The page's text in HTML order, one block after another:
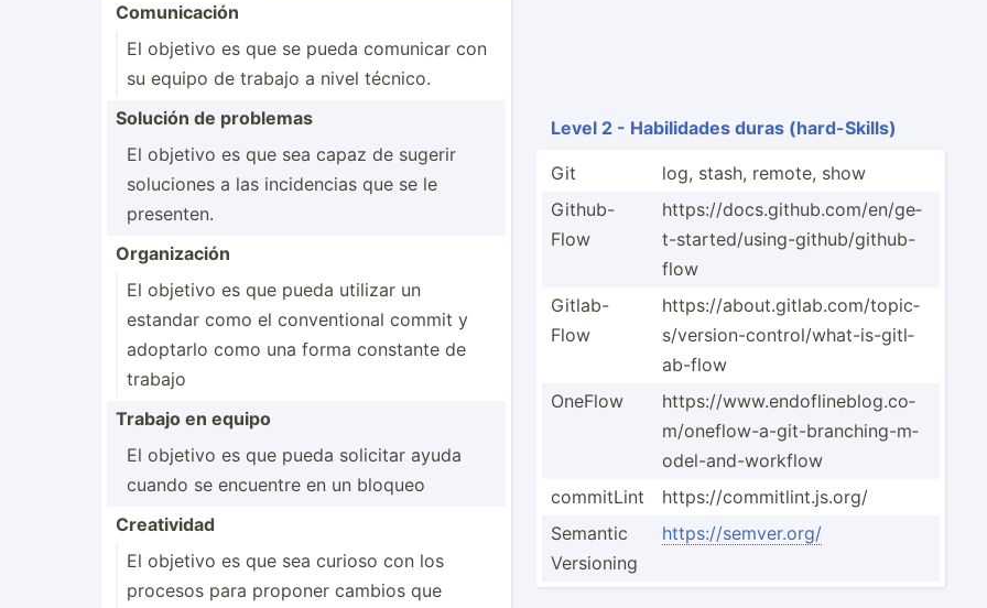
Comuni­cación
El objetivo es que se pueda comunicar con
su equipo de trabajo a nivel técnico.
Solución de problemas
El objetivo es que sea capaz de sugerir
soluciones a las incide­ncias que se le
presenten.
Organi­zación
El objetivo es que pueda utilizar un
estandar como el conven­tional commit y
adoptarlo como una forma constante de
trabajo
Trabajo en equipo
El objetivo es que pueda solicitar ayuda
cuando se encuentre en un bloqueo
Creati­vidad
El objetivo es que sea curioso con los
procesos para proponer cambios que
Level 2 - Habili­dades duras (hard-­Skills)
Git
log, stash, remote, show
Github­-
Flow
https:­­//­d­o­cs.g­i­­thu­­b.c­­o­m/­­en/­­ge­
t­-­st­­art­­ed­/­u­si­­ng-­­gi­t­h­ub­­/gi­­th­u­b­-
flow
Gitlab­-
Flow
https:­­//­a­b­ou­­t.g­­it­l­a­b.c­­om­­/t­o­p­ic­­
s/v­­er­s­i­on­­-co­­nt­r­o­l/­­wha­­t-­i­s­-g­­itl­­
ab­-flow
OneFlow
https:­­//­w­w­w.e­­nd­­of­l­i­ne­­blo­­g.c­­o­
m/­­one­­fl­o­w­-a­­-gi­­t-­b­r­an­­chi­­ng­-­m­
od­­el-­­an­d­-­wo­­rkflow
commitLint
https:­­//­c­o­mm­­itl­­in­t.j­s.org/
Semantic
Versioning
https:­//s­emv­er.org/